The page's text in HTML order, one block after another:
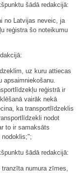
šādā redakcijā:
no Latvijas neveic, ja
reģistra šo noteikumu
uz kuru attiecas
reģistrā ir
vairāk nekā
ka transportlīdzeklis
nodot
to ir samaksāts
nodoklis;";
šādā redakcijā:
numura zīmes,